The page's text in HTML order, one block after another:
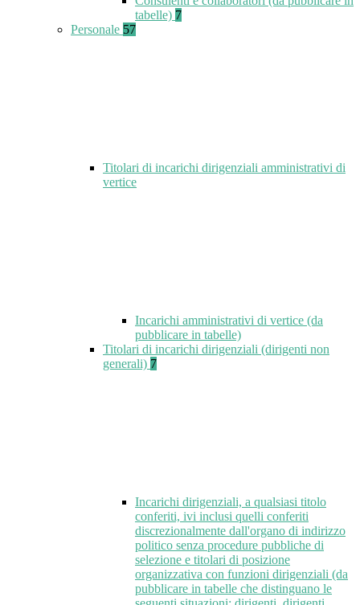
tabelle) 7
Personale 57
Titolari di incarichi dirigenziali amministrativi di
vertice
Incarichi amministrativi di vertice (da
pubblicare in tabelle)
Titolari di incarichi dirigenziali (dirigenti non
generali) 7
Incarichi dirigenziali, a qualsiasi titolo
conferiti, ivi inclusi quelli conferiti
discrezionalmente dall'organo di indirizzo
politico senza procedure pubbliche di
selezione e titolari di posizione
organizzativa con funzioni dirigenziali (da
pubblicare in tabelle che distinguano le